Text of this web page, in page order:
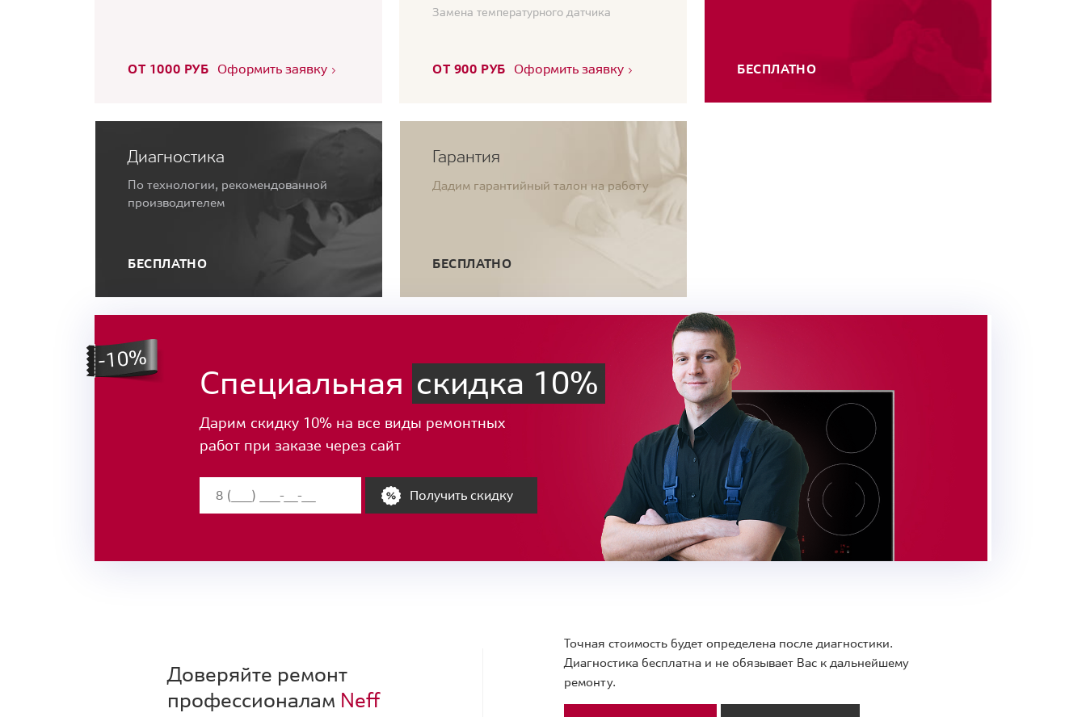
ОТ 1000 РУБ Оформить заявку
Замена температурного датчика
ОТ 900 РУБ Оформить заявку БЕСПЛАТНО
Диагностика
По технологии, рекомендованной
производителем
БЕСПЛАТНО
Гарантия
Дадим гарантийный талон на работу
БЕСПЛАТНО
Специальная скидка 10%
Дарим скидку 10% на все виды ремонтных
работ при заказе через сайт
Получить скидку
Доверяйте ремонт
профессионалам Neff
Точная стоимость будет определена после диагностики.
Диагностика бесплатна и не обязывает Вас к дальнейшему
ремонту.